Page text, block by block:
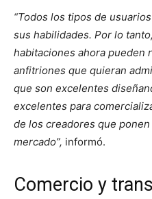
“Todos los tipos de
sus habilidades. Por lo
habitaciones ahora pueden
anfitriones que quieran
que son excelentes
excelentes para
de los creadores que
mercado”, informó.
Comercio y